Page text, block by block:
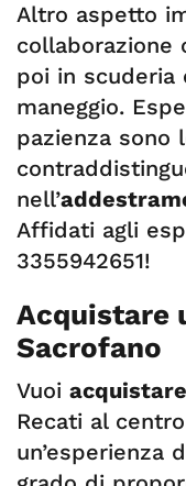
Altro aspetto
collaborazione
poi in scuderia
maneggio.
pazienza sono
nell’
Affidati agli
3355942651!
Acquistare
Sacrofano
Vuoi
Recati al
un’esperienza